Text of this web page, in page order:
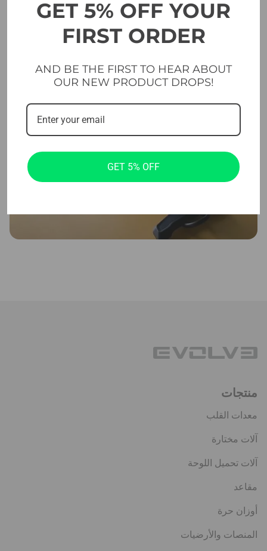
منتجات
معدات القلب
آلات مختارة
آلات تحميل اللوحة
مقاعد
أوزان حرة
المنصات والأرضيات
GET 5% OFF YOUR
FIRST ORDER
AND BE THE FIRST TO HEAR ABOUT
OUR NEW PRODUCT DROPS!
GET 5% OFF